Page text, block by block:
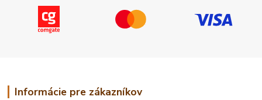
Informácie pre zákazníkov